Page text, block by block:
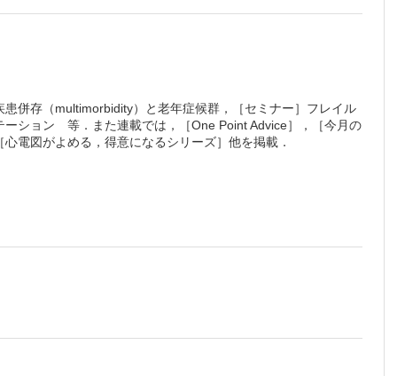
併存（multimorbidity）と老年症候群，［セミナー］フレイル
ション 等．また連載では，［One Point Advice］，［今月の
電図がよめる，得意になるシリーズ］他を掲載．